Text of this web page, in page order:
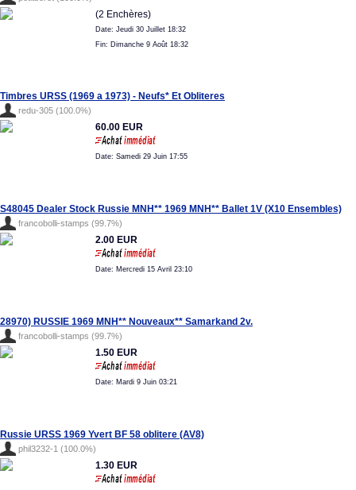
(2 Enchères)
Date: Jeudi 30 Juillet 18:32
Fin: Dimanche 9 Août 18:32
Timbres URSS (1969 a 1973) - Neufs* Et Obliteres
redu-305 (100.0%)
60.00 EUR
Date: Samedi 29 Juin 17:55
S48045 Dealer Stock Russie MNH** 1969 MNH** Ballet 1V (X10 Ensembles)
francobolli-stamps (99.7%)
2.00 EUR
Date: Mercredi 15 Avril 23:10
28970) RUSSIE 1969 MNH** Nouveaux** Samarkand 2v.
francobolli-stamps (99.7%)
1.50 EUR
Date: Mardi 9 Juin 03:21
Russie URSS 1969 Yvert BF 58 oblitere (AV8)
phil3232-1 (100.0%)
1.30 EUR